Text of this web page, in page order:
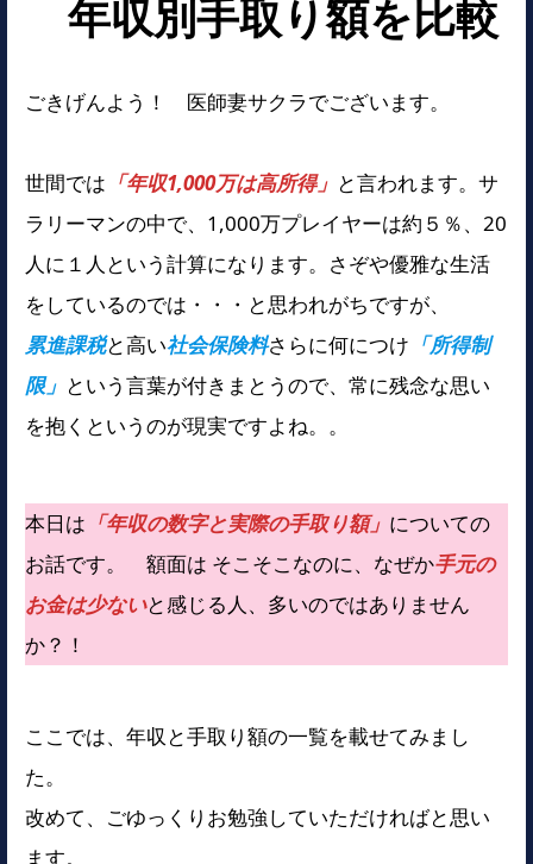
年収別手取り額を比較
ごきげんよう！ 医師妻サクラでございます。
世間では 「年収1,000万は高所得」 と言われます。サ
ラリーマンの中で、1,000万プレイヤーは約５％、20
人に１人という計算になります。さぞや優雅な生活
をしているのでは・・・と思われがちですが、
累進課税と高い社会保険料さらに何につけ 「所得制
限」 という言葉が付きまとうので、常に残念な思い
を抱くというのが現実ですよね。。
本日は 「年収の数字と実際の手取り額」 についての
お話です。 額面は そこそこなのに、なぜか手元の
お金は少ないと感じる人、多いのではありません
か？！
ここでは、年収と手取り額の一覧を載せてみまし
た。
改めて、ごゆっくりお勉強していただければと思い
ます。